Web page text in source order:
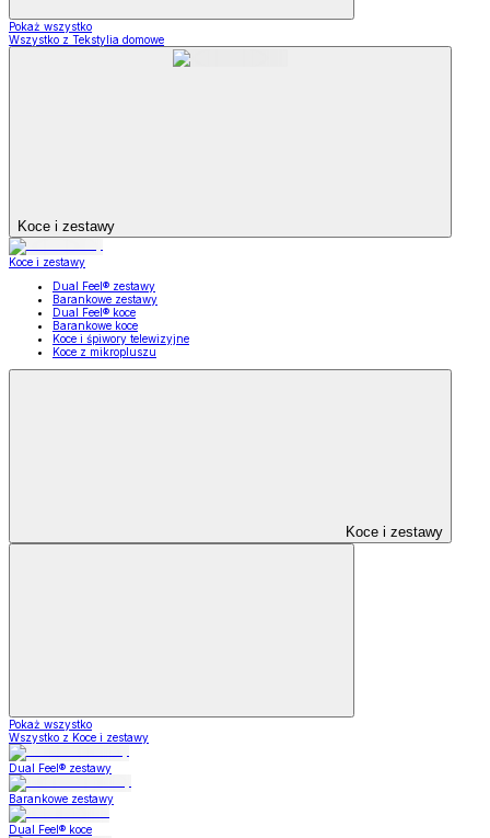
Pokaż wszystko
Wszystko z Tekstylia domowe
Koce i zestawy
Koce i zestawy
Dual Feel® zestawy
Barankowe zestawy
Dual Feel® koce
Barankowe koce
Koce i śpiwory telewizyjne
Koce z mikropluszu
Koce i zestawy
Pokaż wszystko
Wszystko z Koce i zestawy
Dual Feel® zestawy
Barankowe zestawy
Dual Feel® koce